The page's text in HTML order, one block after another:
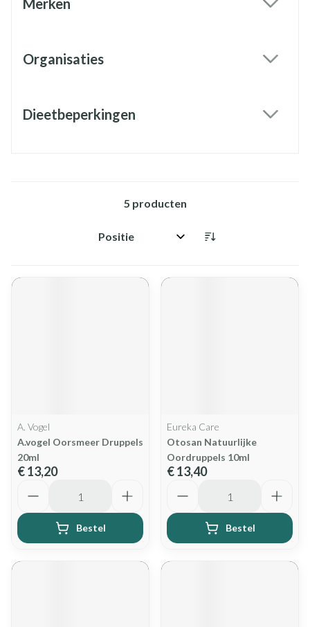
Merken
Organisaties
Dieetbeperkingen
5 producten
Sorteer op:
A. Vogel
A.vogel Oorsmeer Druppels
20ml
€ 13,20
Bestel
Eureka Care
Otosan Natuurlijke
Oordruppels 10ml
€ 13,40
Bestel